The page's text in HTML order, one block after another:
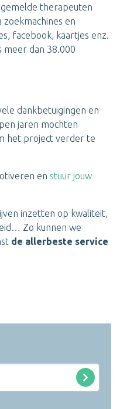
therapeuten
en
facebook, kaartjes enz.
meer dan 38.000
dankbetuigingen en
jaren mochten
het project verder te
en stuur jouw
inzetten op kwaliteit,
Zo kunnen we
de allerbeste service